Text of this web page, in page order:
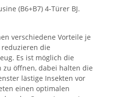
(B6+B7) 4-Türer BJ.
verschiedene Vorteile je
reduzieren die
Es ist möglich die
öffnen, dabei halten die
lästige Insekten vor
einen optimalen